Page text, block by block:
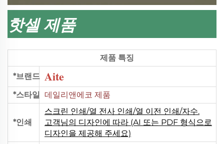
핫셀 제품
제품 특징
*브랜드 Aite
*스타일 데일리앤에코 제품
*인쇄
스크린 인쇄/열 전사 인쇄/열 이전 인쇄/자수.
고객님의 디자인에 따라 (AI 또는 PDF 형식으로
디자인을 제공해 주세요)